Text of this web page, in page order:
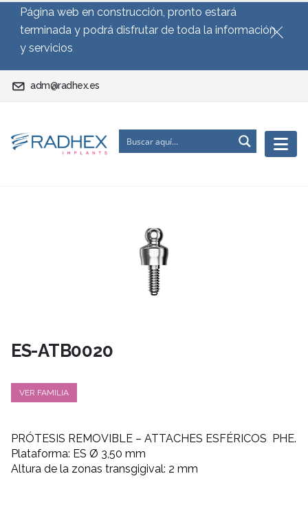
Página web en construcción, pronto estará
terminada y podrá disfrutar de toda la información
y servicios
adm@radhex.es
ES-ATB0020
VER FAMILIA
PRÓTESIS REMOVIBLE – ATTACHES ESFÉRICOS PHE.
Plataforma: ES Ø 3,50 mm
Altura de la zonas transgigival: 2 mm